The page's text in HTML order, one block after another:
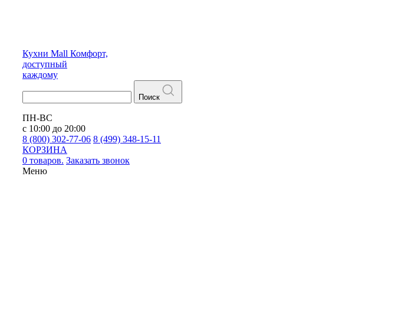
Кухни Mall Комфорт,
доступный
каждому
Поиск
ПН-ВС
с 10:00 до 20:00
8 (800) 302-77-06 8 (499) 348-15-11
КОРЗИНА
0 товаров. Заказать звонок
Меню